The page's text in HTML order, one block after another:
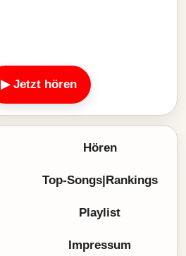
▶ Jetzt hören
Hören
Top-Songs|Rankings
Playlist
Impressum